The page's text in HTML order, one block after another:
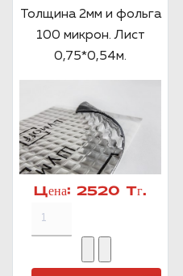
Толщина 2мм и фольга
100 микрон. Лист
0,75*0,54м.
Цена: 2520 Тг.